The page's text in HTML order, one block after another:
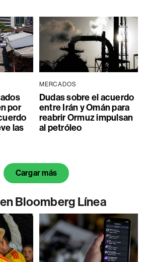
por
las
MERCADOS
Dudas sobre el acuerdo
entre Irán y Omán para
reabrir Ormuz impulsan
al petróleo
Cargar más
Bloomberg Línea